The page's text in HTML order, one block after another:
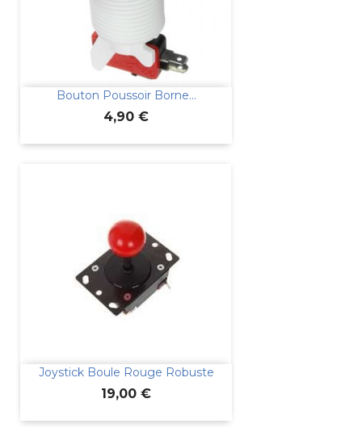
Bouton Poussoir Borne...
Prix
4,90 €
Joystick Boule Rouge Robuste
Prix
19,00 €